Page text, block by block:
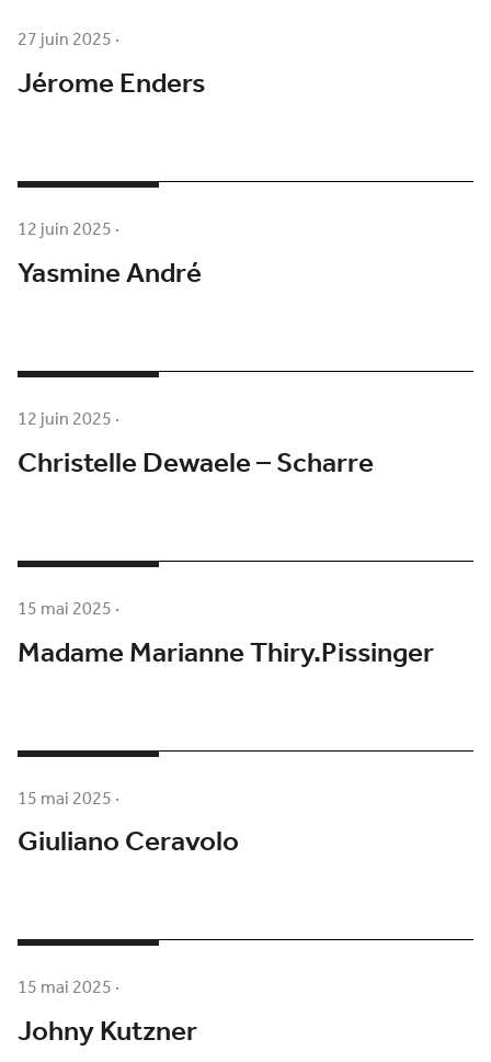
27 juin 2025·
Jérome Enders
12 juin 2025·
Yasmine André
12 juin 2025·
Christelle Dewaele – Scharre
15 mai 2025·
Madame Marianne Thiry.Pissinger
15 mai 2025·
Giuliano Ceravolo
15 mai 2025·
Johny Kutzner